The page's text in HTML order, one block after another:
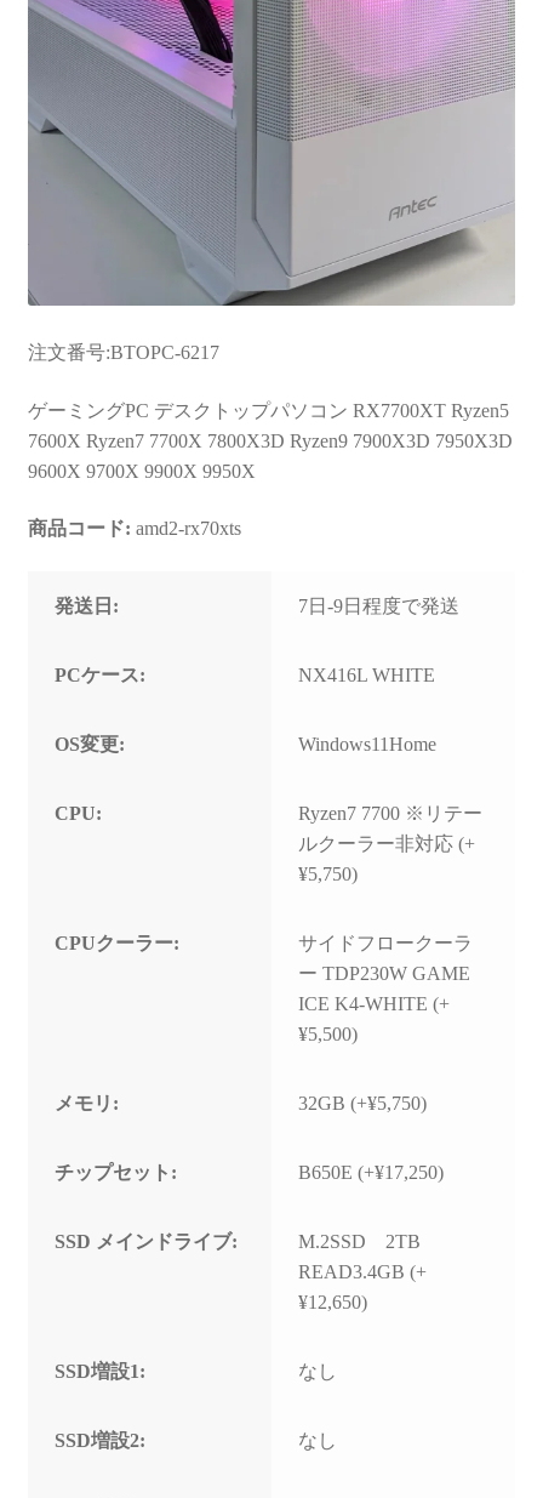
注文番号:BTOPC-6217
ゲーミングPC デスクトップパソコン RX7700XT Ryzen5
7600X Ryzen7 7700X 7800X3D Ryzen9 7900X3D 7950X3D
9600X 9700X 9900X 9950X
商品コード: amd2-rx70xts
発送日: 7日-9日程度で発送
PCケース: NX416L WHITE
OS変更: Windows11Home
CPU:
Ryzen7 7700 ※リテー
ルクーラー非対応 (+
¥5,750)
CPUクーラー:
サイドフロークーラ
ー TDP230W GAME
ICE K4-WHITE (+
¥5,500)
メモリ: 32GB (+¥5,750)
チップセット: B650E (+¥17,250)
SSD メインドライブ:
M.2SSD 2TB
READ3.4GB (+
¥12,650)
SSD増設1: なし
SSD増設2: なし